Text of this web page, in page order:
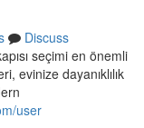
Discuss
seçimi en önemli
evinize dayanıklılık
user